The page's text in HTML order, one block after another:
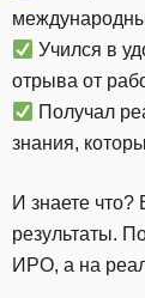
Учился в
отрыва от
Получал
знания,
И знаете что?
результаты.
ИРО, а на